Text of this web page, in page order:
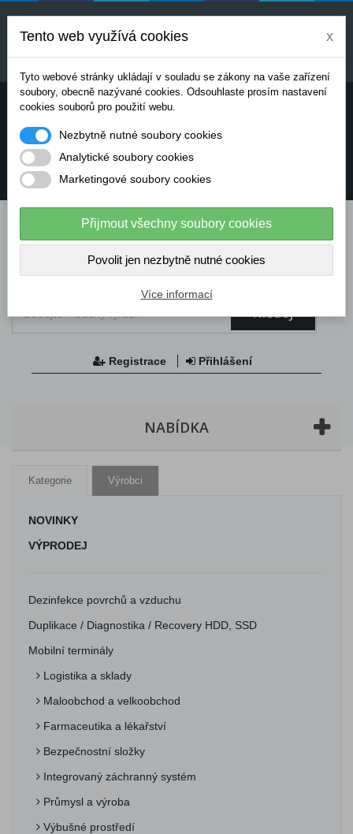
Uvedené ceny jsou orientační a mohou se měnit v
závislosti na aktuálních cenách výrobců a
dodavatelů. Pro přesnou cenovou nabídku prosím
Potřebujete poradit? Chcete objednávat telefonicky:
info@dataflex-security.com
Hledej
Registrace Přihlášení
NABÍDKA
Kategorie Výrobci
NOVINKY
VÝPRODEJ
Dezinfekce povrchů a vzduchu
Duplikace / Diagnostika / Recovery HDD, SSD
Mobilní terminály
Logistika a sklady
Maloobchod a velkoobchod
Farmaceutika a lékařství
Bezpečnostní složky
Integrovaný záchranný systém
Průmysl a výroba
Výbušné prostředí
Tento web využívá cookies x
Tyto webové stránky ukládají v souladu se zákony na vaše zařízení
soubory, obecně nazývané cookies. Odsouhlaste prosím nastavení
cookies souborů pro použití webu.
Nezbytně nutné soubory cookies
Analytické soubory cookies
Marketingové soubory cookies
Přijmout všechny soubory cookies
Povolit jen nezbytně nutné cookies
Více informací